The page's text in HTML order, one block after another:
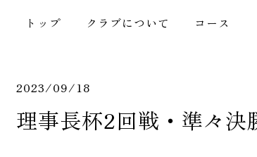
トップ クラブについて コース
2023/09/18
理事長杯2回戦・準々決